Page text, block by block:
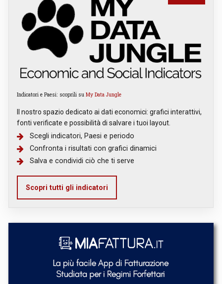
Indicatori e Paesi: scoprili su My Data Jungle
Il nostro spazio dedicato ai dati economici: grafici interattivi,
fonti verificate e possibilità di salvare i tuoi layout.
Scegli indicatori, Paesi e periodo
Confronta i risultati con grafici dinamici
Salva e condividi ciò che ti serve
Scopri tutti gli indicatori